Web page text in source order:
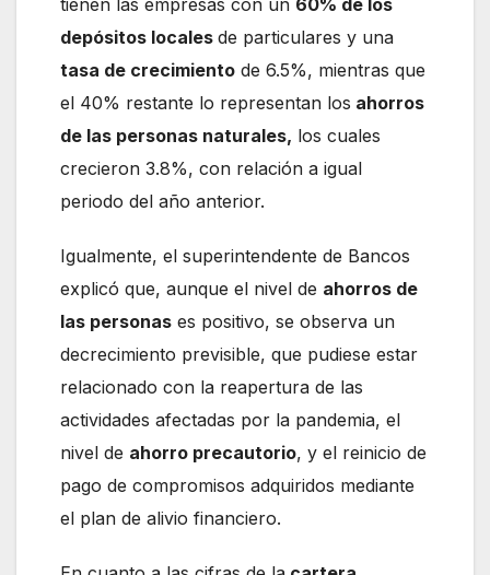
depósitos locales de particulares y una
tasa de crecimiento de 6.5%, mientras que
el 40% restante lo representan los ahorros
de las personas naturales, los cuales
crecieron 3.8%, con relación a igual
periodo del año anterior.
Igualmente, el superintendente de Bancos
explicó que, aunque el nivel de ahorros de
las personas es positivo, se observa un
decrecimiento previsible, que pudiese estar
relacionado con la reapertura de las
actividades afectadas por la pandemia, el
nivel de ahorro precautorio, y el reinicio de
pago de compromisos adquiridos mediante
el plan de alivio financiero.